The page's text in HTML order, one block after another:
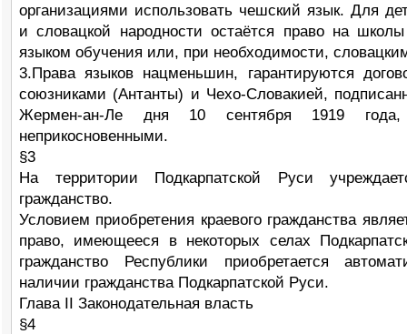
организациями использовать чешский язык. Для
и словацкой народности остаётся право на
языком обучения или, при необходимости,
3.Права языков нацменьшин, гарантируются
союзниками (Антанты) и Чехо-Словакией,
Жермен-ан-Ле дня 10 сентября 1919 года,
неприкосновенными.
§3
На территории Подкарпатской Руси
гражданство.
Условием приобретения краевого гражданства
право, имеющееся в некоторых селах
гражданство Республики приобретается
наличии гражданства Подкарпатской Руси.
Глава II Законодательная власть
§4